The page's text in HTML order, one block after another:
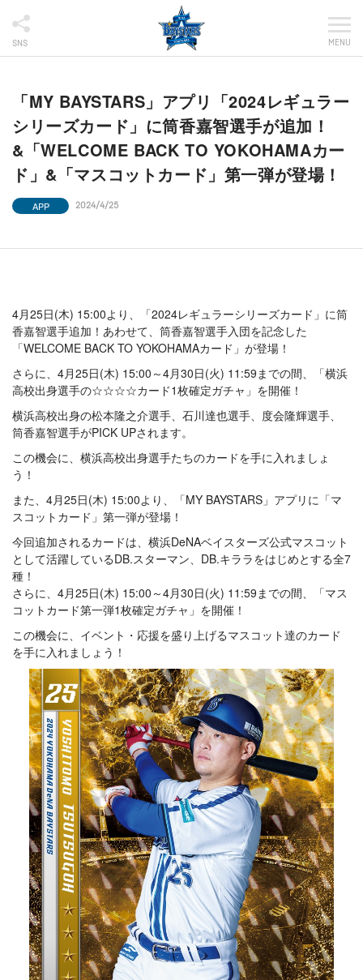
SNS MENU
「MY BAYSTARS」アプリ「2024レギュラー
シリーズカード」に筒香嘉智選手が追加！
&「WELCOME BACK TO YOKOHAMAカー
ド」&「マスコットカード」第一弾が登場！
APP 2024/4/25
4月25日(木) 15:00より、「2024レギュラーシリーズカード」に筒
香嘉智選手追加！あわせて、筒香嘉智選手入団を記念した
「WELCOME BACK TO YOKOHAMAカード」が登場！
さらに、4月25日(木) 15:00～4月30日(火) 11:59までの間、「横浜
高校出身選手の☆☆☆☆カード1枚確定ガチャ」を開催！
横浜高校出身の松本隆之介選手、石川達也選手、度会隆輝選手、
筒香嘉智選手がPICK UPされます。
この機会に、横浜高校出身選手たちのカードを手に入れましょ
う！
また、4月25日(木) 15:00より、「MY BAYSTARS」アプリに「マ
スコットカード」第一弾が登場！
今回追加されるカードは、横浜DeNAベイスターズ公式マスコット
として活躍しているDB.スターマン、DB.キララをはじめとする全7
種！
さらに、4月25日(木) 15:00～4月30日(火) 11:59までの間、「マス
コットカード第一弾1枚確定ガチャ」を開催！
この機会に、イベント・応援を盛り上げるマスコット達のカード
を手に入れましょう！